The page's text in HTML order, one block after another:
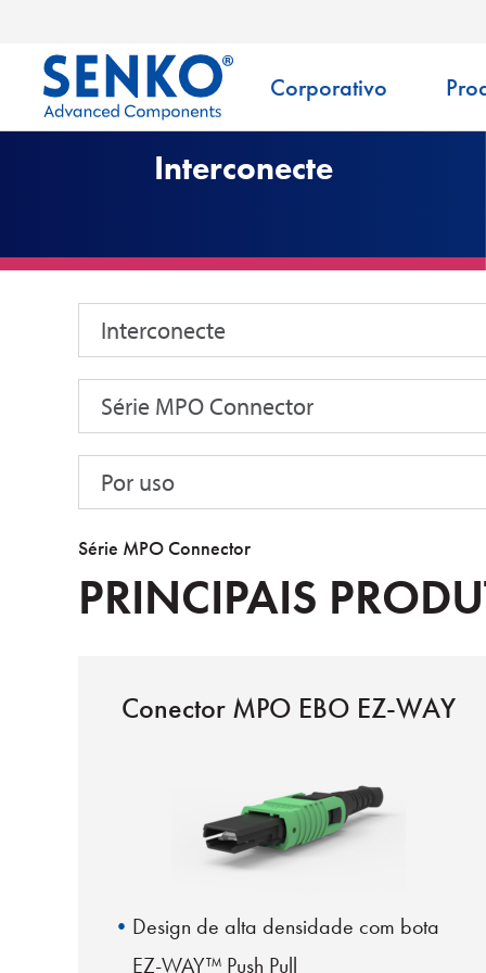
Corporativo
Interconecte
Interconecte
Série MPO Connector
Por uso
Série MPO Connector
PRINCIPAIS
Conector MPO EBO EZ-WAY
Design de alta densidade com bota
EZ-WAY™ Push Pull